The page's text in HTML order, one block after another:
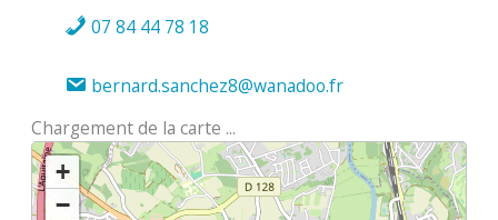
07 84 44 78 18
bernard.sanchez8@wanadoo.fr
Chargement de la carte ...
+
−